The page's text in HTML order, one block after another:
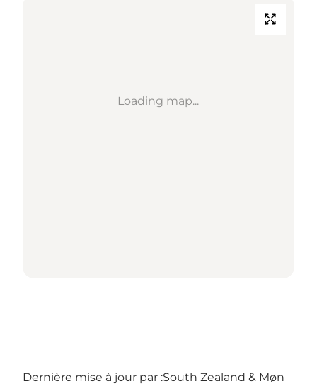
Loading map...
Dernière mise à jour par :South Zealand & Møn